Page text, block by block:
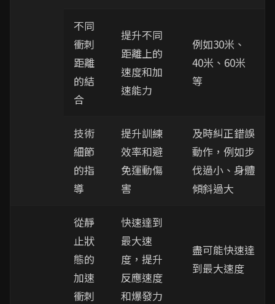
不同
衝刺
距離
的結
合
提升不同
距離上的
速度和加
速能力
例如30米、
40米、60米
等
技術
細節
的指
導
提升訓練
效率和避
免運動傷
害
及時糾正錯誤
動作，例如步
伐過小、身體
傾斜過大
從靜
止狀
態的
加速
衝刺
快速達到
最大速
度，提升
反應速度
和爆發力
盡可能快速達
到最大速度